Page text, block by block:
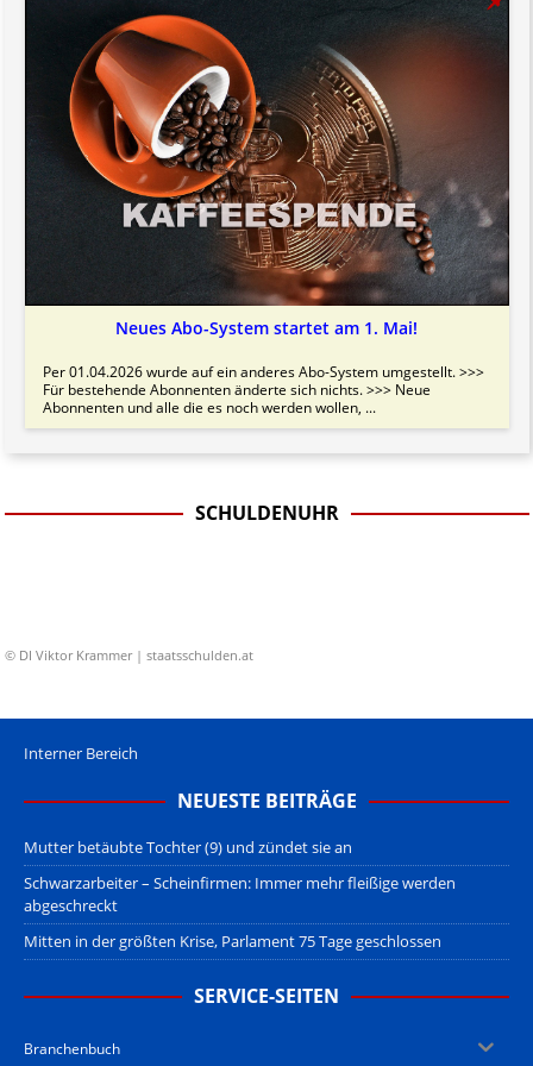
Neues Abo-System startet am 1. Mai!
Per 01.04.2026 wurde auf ein anderes Abo-System umgestellt. >>>
Für bestehende Abonnenten änderte sich nichts. >>> Neue
Abonnenten und alle die es noch werden wollen, ...
SCHULDENUHR
© DI Viktor Krammer | staatsschulden.at
Interner Bereich
NEUESTE BEITRÄGE
Mutter betäubte Tochter (9) und zündet sie an
Schwarzarbeiter – Scheinfirmen: Immer mehr fleißige werden
abgeschreckt
Mitten in der größten Krise, Parlament 75 Tage geschlossen
SERVICE-SEITEN
Branchenbuch